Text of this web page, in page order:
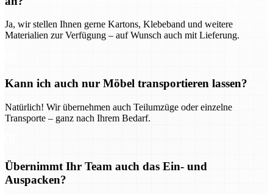
Ja, wir stellen Ihnen gerne Kartons, Klebeband und weitere
Materialien zur Verfügung – auf Wunsch auch mit Lieferung.
Kann ich auch nur Möbel transportieren lassen?
Natürlich! Wir übernehmen auch Teilumzüge oder einzelne
Transporte – ganz nach Ihrem Bedarf.
Übernimmt Ihr Team auch das Ein- und
Auspacken?